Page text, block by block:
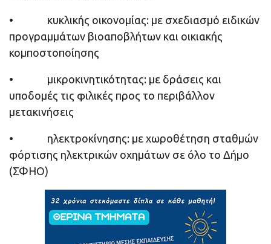
• κυκλικής οικονομίας: με σχεδιασμό ειδικών
προγραμμάτων βιοαποβλήτων και οικιακής
κομποστοποίησης
• μικροκινητικότητας: με δράσεις και
υποδομές τις φιλικές προς το περιβάλλον
μετακινήσεις
• ηλεκτροκίνησης: με χωροθέτηση σταθμών
φόρτισης ηλεκτρικών οχημάτων σε όλο το Δήμο
(ΣΦΗΟ)